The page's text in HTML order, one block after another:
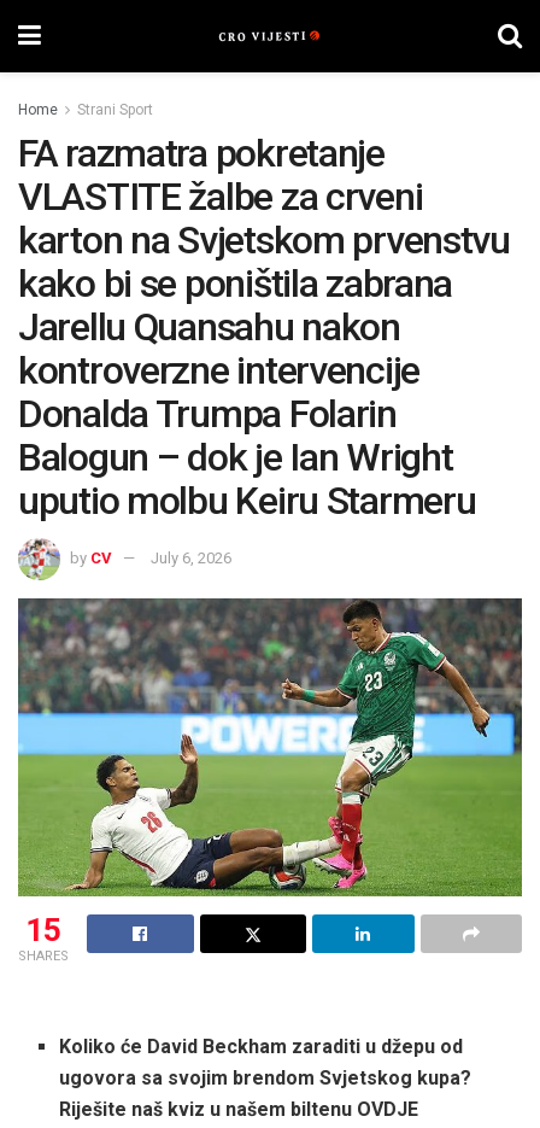
Home Strani Sport
FA razmatra pokretanje
VLASTITE žalbe za crveni
karton na Svjetskom prvenstvu
kako bi se poništila zabrana
Jarellu Quansahu nakon
kontroverzne intervencije
Donalda Trumpa Folarin
Balogun – dok je Ian Wright
uputio molbu Keiru Starmeru
by CV July 6, 2026
15
SHARES
Koliko će David Beckham zaraditi u džepu od
ugovora sa svojim brendom Svjetskog kupa?
Riješite naš kviz u našem biltenu OVDJE